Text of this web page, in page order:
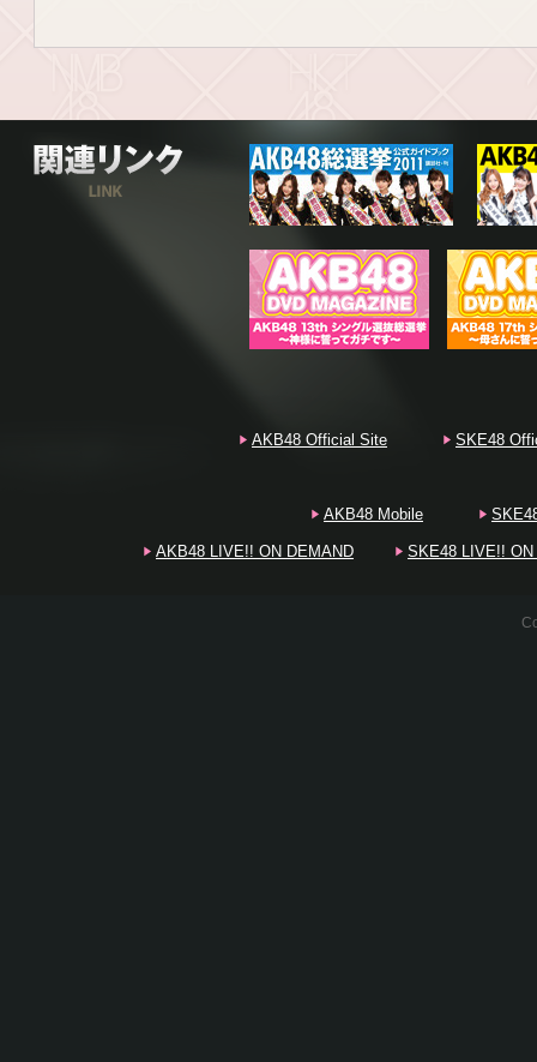
AKB48 Official Site SKE48
AKB48 Mobile
AKB48 LIVE!! ON DEMAND SKE48 LIVE!! ON